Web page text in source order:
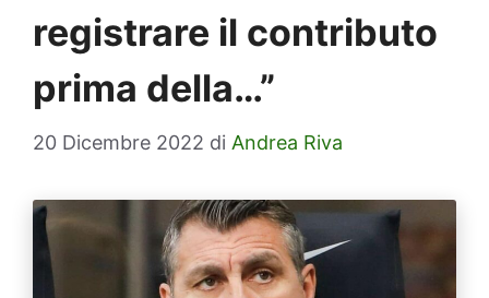
registrare il contributo
prima della…”
20 Dicembre 2022 di Andrea Riva